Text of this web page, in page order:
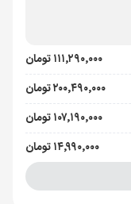
۱۱۱٬۲۹۰٬۰۰۰ تومان
۲۰۰٬۴۹۰٬۰۰۰ تومان
۱۰۷٬۱۹۰٬۰۰۰ تومان
۱۴٬۹۹۰٬۰۰۰ تومان